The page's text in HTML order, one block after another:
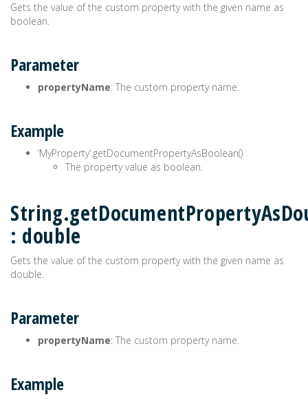
Gets the value of the custom property with the given name as
boolean.
Parameter
propertyName: The custom property name.
Example
‘MyProperty’.getDocumentPropertyAsBoolean()
The property value as boolean.
: double
Gets the value of the custom property with the given name as
double.
Parameter
propertyName: The custom property name.
Example